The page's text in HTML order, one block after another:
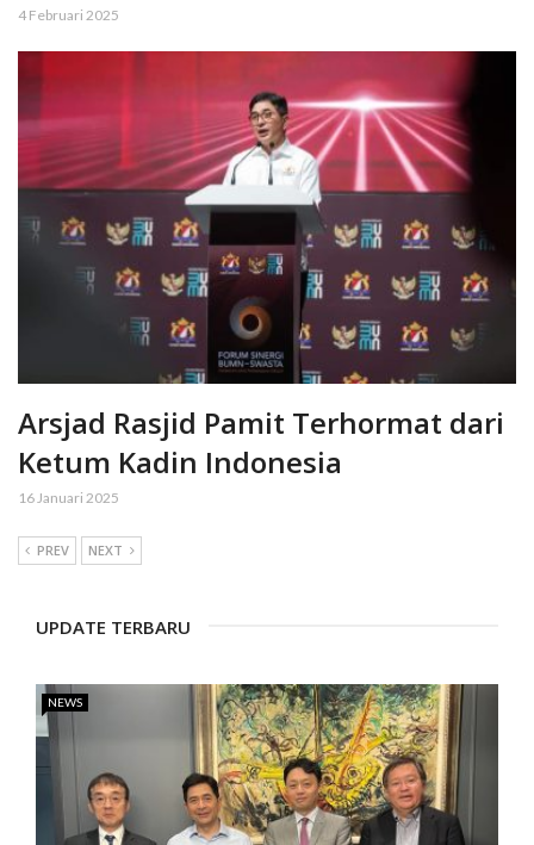
4 Februari 2025
Arsjad Rasjid Pamit Terhormat dari
Ketum Kadin Indonesia
16 Januari 2025
PREV NEXT
UPDATE TERBARU
NEWS